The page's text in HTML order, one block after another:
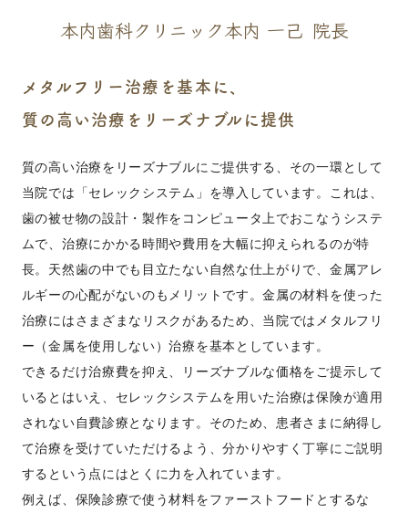
本内歯科クリニック本内 一己 院長
メタルフリー治療を基本に、
質の高い治療をリーズナブルに提供
質の高い治療をリーズナブルにご提供する、その一環として
当院では「セレックシステム」を導入しています。これは、
歯の被せ物の設計・製作をコンピュータ上でおこなうシステ
ムで、治療にかかる時間や費用を大幅に抑えられるのが特
長。天然歯の中でも目立たない自然な仕上がりで、金属アレ
ルギーの心配がないのもメリットです。金属の材料を使った
治療にはさまざまなリスクがあるため、当院ではメタルフリ
ー（金属を使用しない）治療を基本としています。
できるだけ治療費を抑え、リーズナブルな価格をご提示して
いるとはいえ、セレックシステムを用いた治療は保険が適用
されない自費診療となります。そのため、患者さまに納得し
て治療を受けていただけるよう、分かりやすく丁寧にご説明
するという点にはとくに力を入れています。
例えば、保険診療で使う材料をファーストフードとするな